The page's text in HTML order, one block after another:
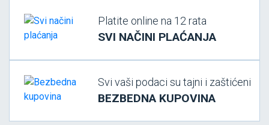
Platite online na 12 rata
SVI NAČINI PLAĆANJA
Svi vaši podaci su tajni i zaštićeni
BEZBEDNA KUPOVINA